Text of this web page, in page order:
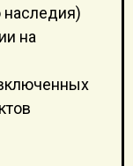
наследия)
на